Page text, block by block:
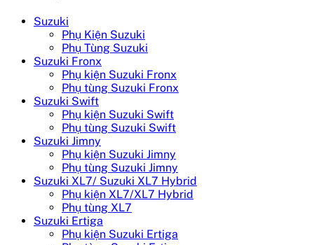
Suzuki
Phụ Kiện Suzuki
Phụ Tùng Suzuki
Suzuki Fronx
Phụ kiện Suzuki Fronx
Phụ tùng Suzuki Fronx
Suzuki Swift
Phụ kiện Suzuki Swift
Phụ tùng Suzuki Swift
Suzuki Jimny
Phụ kiện Suzuki Jimny
Phụ tùng Suzuki Jimny
Suzuki XL7/ Suzuki XL7 Hybrid
Phụ kiện XL7/XL7 Hybrid
Phụ tùng XL7
Suzuki Ertiga
Phụ kiện Suzuki Ertiga